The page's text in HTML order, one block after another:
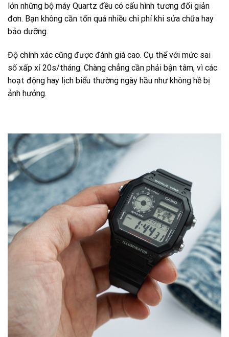
lớn những bộ máy Quartz đều có cấu hình tương đối giản
đơn. Bạn không cần tốn quá nhiều chi phí khi sửa chữa hay
bảo dưỡng.
Độ chính xác cũng được đánh giá cao. Cụ thể với mức sai
số xấp xỉ 20s/tháng. Chàng chẳng cần phải bận tâm, vì các
hoạt động hay lịch biểu thường ngày hầu như không hề bị
ảnh hưởng.